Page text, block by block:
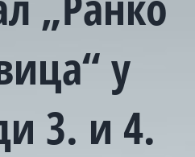
у
3. и 4.